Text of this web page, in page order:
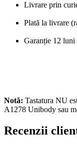
Livrare prin
Plată la livrare
Garanție 12 luni
Notă: Tastatura NU
A1278 Unibody sau
Recenzii